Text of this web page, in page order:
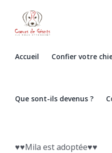
content
Accueil Confier votre
Que sont-ils devenus ?
♥️♥️Mila est adoptée♥️♥️